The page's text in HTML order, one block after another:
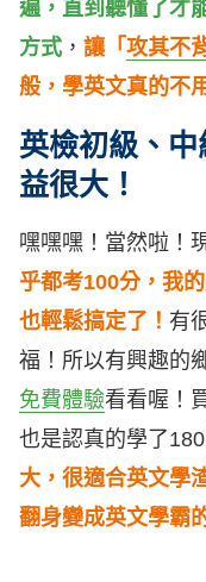
遍，直到聽懂了才
方式 ， 讓「 攻其不
般，學英文真的不
英檢初級、
益很大！
嘿嘿嘿！當然啦！
乎都考100分，我
也輕鬆搞定了！ 有
福！所以有興趣的
免費體驗看看喔！
也是認真的學了
大，很適合英文學
翻身變成英文學霸